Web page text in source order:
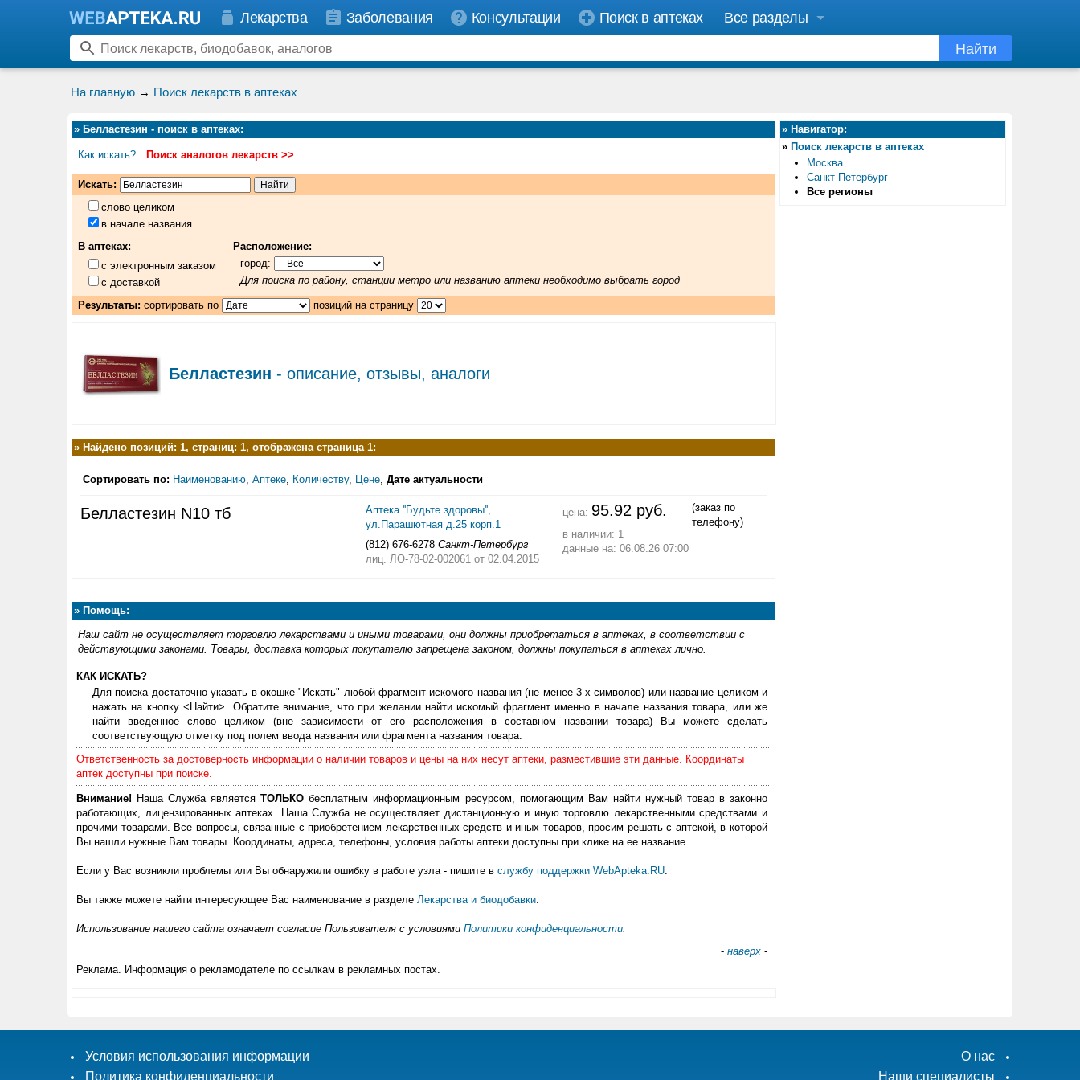
Лекарства Заболевания Консультации Поиск в аптеках
Все разделы
Найти
На главную → Поиск лекарств в аптеках
» Белластезин - поиск в аптеках:
Как искать? Поиск аналогов лекарств >>
Искать:
слово целиком
в начале названия
В аптеках:
с электронным заказом
с доставкой
Расположение:
город:
Для поиска по району, станции метро или названию аптеки необходимо выбрать город
Результаты: сортировать по позиций на страницу
Белластезин - описание, отзывы, аналоги
» Найдено позиций: 1, страниц: 1, отображена страница 1:
Сортировать по: Наименованию Аптеке Количеству, Цене Дате актуальности
Белластезин N10 тб
Аптека ''Будьте здоровы'',
ул.Парашютная д.25 корп.1
(812) 676-6278 Санкт-Петербург
лиц. ЛО-78-02-002061 от 02.04.2015
цена: 95.92 руб.
в наличии: 1
данные на: 06.08.26 07:00
(заказ по
телефону)
» Помощь:
Наш сайт не осуществляет торговлю лекарствами и иными товарами, они должны приобретаться в аптеках, в соответствии с
действующими законами. Товары, доставка которых покупателю запрещена законом, должны покупаться в аптеках лично.
КАК ИСКАТЬ?
Для поиска достаточно указать в окошке "Искать" любой фрагмент искомого названия (не менее 3-х символов) или название целиком и
нажать на кнопку <Найти>. Обратите внимание, что при желании найти искомый фрагмент именно в начале названия товара, или же
найти введенное слово целиком (вне зависимости от его расположения в составном названии товара) Вы можете сделать
соответствующую отметку под полем ввода названия или фрагмента названия товара.
Ответственность за достоверность информации о наличии товаров и цены на них несут аптеки, разместившие эти данные. Координаты
аптек доступны при поиске.
Внимание! Наша Служба являетсяТОЛЬКО бесплатным информационным ресурсом, помогающим Вам найти нужный товар в законно
работающих, лицензированных аптеках. Наша Служба не осуществляет дистанционную и иную торговлю лекарственными средствами и
прочими товарами. Все вопросы, связанные с приобретением лекарственных средств и иных товаров, просим решать с аптекой, в которой
Вы нашли нужные Вам товары. Координаты, адреса, телефоны, условия работы аптеки доступны при клике на ее название.
Если у Вас возникли проблемы или Вы обнаружили ошибку в работе узла - пишите в службу поддержки WebApteka.RU
Вы также можете найти интересующее Вас наименование в разделе Лекарства и биодобавки
Использование нашего сайта означает согласие Пользователя с условиями Политики конфиденциальности
- наверх -
Реклама. Информация о рекламодателе по ссылкам в рекламных постах.
» Навигатор:
» Поиск лекарств в аптеках
Москва
Санкт-Петербург
Все регионы
Условия использования информации
Политика конфиденциальности
О нас
Наши специалисты